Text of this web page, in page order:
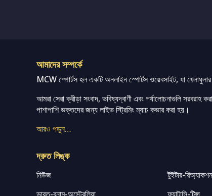
আমাদের সম্পর্কে
MCW স্পোর্টস হল একটি অনলাইন স্পোর্টস ওয়েবসাইট, যা খেলাধুলার
আমরা সেরা ক্রীড়া সংবাদ, ভবিষ্যদ্বাণী এবং পর্যালোচনাগুলি সরবরাহ
পাশাপাশি ভক্তদের জন্য লাইভ স্ট্রিমিং ম্যাচ কভার করা হয়।
আরও পড়ুন…
দ্রুত লিঙ্ক
নিউজ টুইটার-